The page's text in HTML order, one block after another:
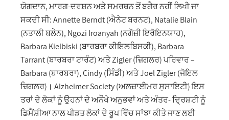
ਯੋਗਦਾਨ, ਮਾਰਗ-ਦਰਸ਼ਨ ਅਤੇ ਸਮਰਥਨ ਤੋਂ ਬਗੈਰ ਨਹੀਂ ਲਿਖੀ ਜਾ
ਸਕਦੀ ਸੀ: Annette Berndt (ਐਨੇਟ ਬਰਨਟ), Natalie Blain
(ਨਤਾਲੀ ਬਲੇਨ), Ngozi Iroanyah (ਨਗੋਜ਼ੀ ਇਰੋਇਨਯਾਹ),
Barbara Kielbiski (ਬਾਰਬਰਾ ਕੀਇਲਬਿਸਕੀ), Barbara
Tarrant (ਬਾਰਬਰਾ ਟਾਰੰਟ) ਅਤੇ Zigler (ਜ਼ਿਗਲਰ) ਪਰਿਵਾਰ –
Barbara (ਬਾਰਬਰਾ), Cindy (ਸਿੰਡੀ) ਅਤੇ Joel Zigler (ਜੋਇਲ
ਜ਼ਿਗਲਰ)। Alzheimer Society (ਅਲਜ਼ਾਈਮਰ ਸੁਸਾਇਟੀ) ਇਸ
ਤਰਾਂ ਦੇ ਲੋਕਾਂ ਨੂੰ ਉਹਨਾਂ ਦੇ ਅਨੌਖੇ ਅਨੁਭਵਾਂ ਅਤੇ ਅੰਤਰ- ਦ੍ਰਿਸ਼ਟੀ ਨੂੰ
ਡਿਮੈਂਸ਼ੀਆ ਨਾਲ ਪੀੜਤ ਲੋਕਾਂ ਦੇ ਰੂਪ ਵਿੱਚ ਸਾਂਝਾ ਕੀਤੇ ਜਾਣ ਲਈ